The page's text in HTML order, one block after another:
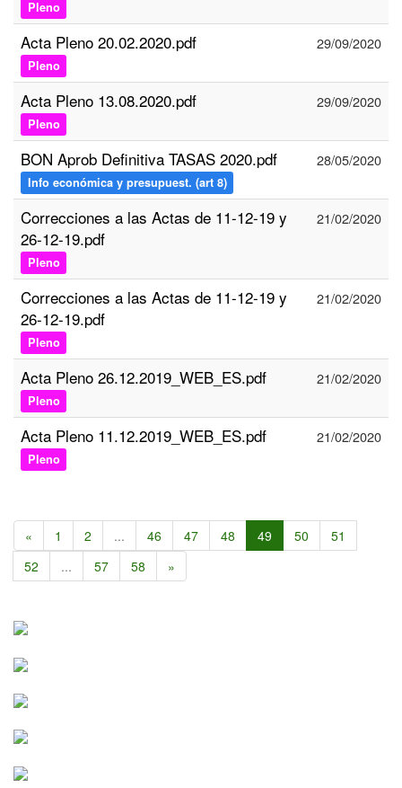
Pleno
Acta Pleno 20.02.2020.pdf
Pleno
29/09/2020
Acta Pleno 13.08.2020.pdf
Pleno
29/09/2020
BON Aprob Definitiva TASAS 2020.pdf
Info económica y presupuest. (art 8)
28/05/2020
Correcciones a las Actas de 11-12-19 y
26-12-19.pdf
Pleno
21/02/2020
Correcciones a las Actas de 11-12-19 y
26-12-19.pdf
Pleno
21/02/2020
Acta Pleno 26.12.2019_WEB_ES.pdf
Pleno
21/02/2020
Acta Pleno 11.12.2019_WEB_ES.pdf
Pleno
21/02/2020
« 1 2 ... 46 47 48 49 50
51
52
... 57 58 »